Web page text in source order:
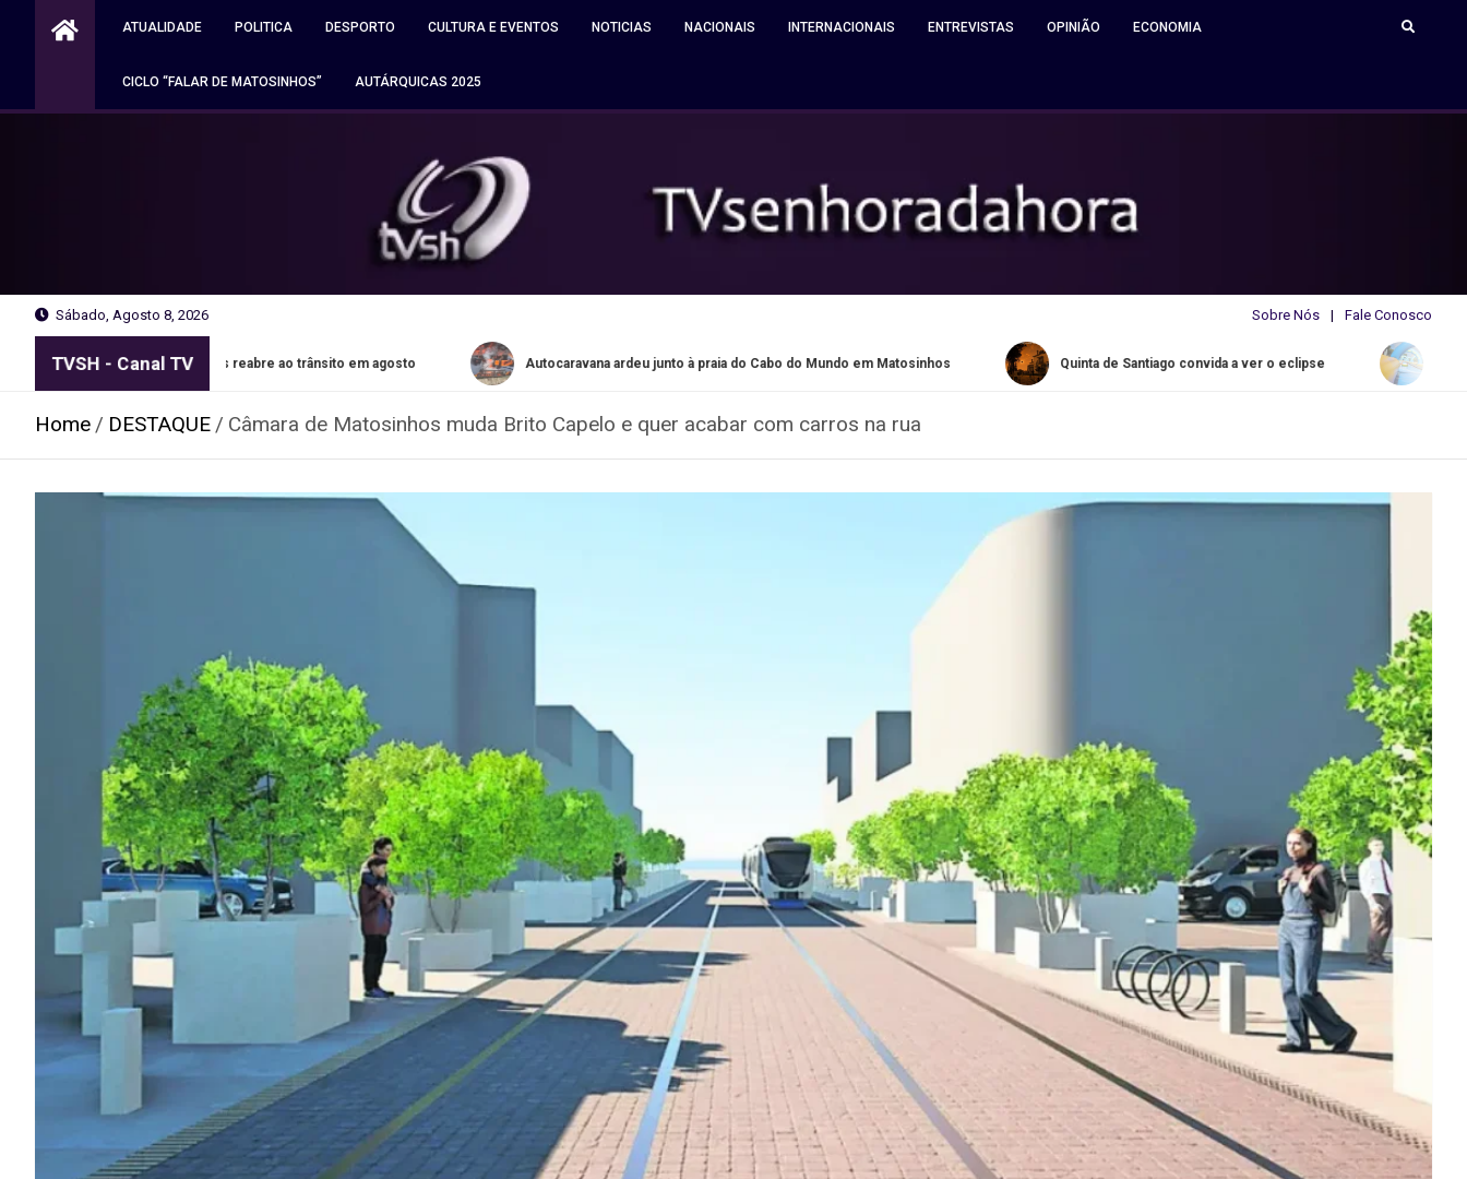
ATUALIDADE POLITICA DESPORTO CULTURA E EVENTOS NOTICIAS NACIONAIS INTERNACIONAIS ENTREVISTAS OPINIÃO ECONOMIA
CICLO “FALAR DE MATOSINHOS” AUTÁRQUICAS 2025
Sábado, Agosto 8, 2026 Sobre Nós Fale Conosco
TVSH - Canal TV
em Matosinhos reabre ao trânsito em agosto Autocaravana ardeu junto à praia do Cabo do Mundo em Matosinhos Quinta de Santiago convida a ver o eclipse Water Slide Summer
Home DESTAQUE Câmara de Matosinhos muda Brito Capelo e quer acabar com carros na rua